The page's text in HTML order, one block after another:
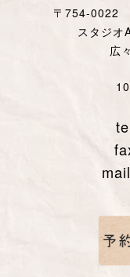
〒754-0022
スタジ
広